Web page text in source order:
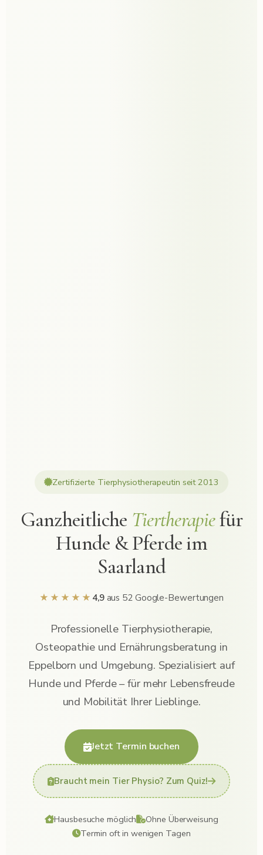
Zertifizierte Tierphysiotherapeutin seit 2013
Ganzheitliche Tiertherapiefür
Hunde & Pferde im
Saarland
★★★★★ 4,9aus 52 Google-Bewertungen
Professionelle Tierphysiotherapie,
Osteopathie und Ernährungsberatung in
Eppelborn und Umgebung. Spezialisiert auf
Hunde und Pferde – für mehr Lebensfreude
und Mobilität Ihrer Lieblinge.
Jetzt Termin buchen
Braucht mein Tier Physio? Zum Quiz!
Hausbesuche möglich
Ohne Überweisung
Termin oft in wenigen Tagen